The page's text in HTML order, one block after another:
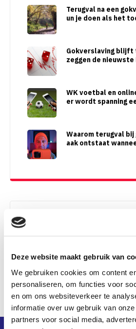
Deze website maakt gebruik van
We gebruiken cookies om content
personaliseren, om functies voor
en om ons websiteverkeer te
informatie over uw gebruik van
partners voor social media,
Terugval na een
un je doen als het
Gokverslaving blijft
zeggen de
WK voetbal en
er wordt spanning
Waarom terugval
aak ontstaat
Waarom Hervitas